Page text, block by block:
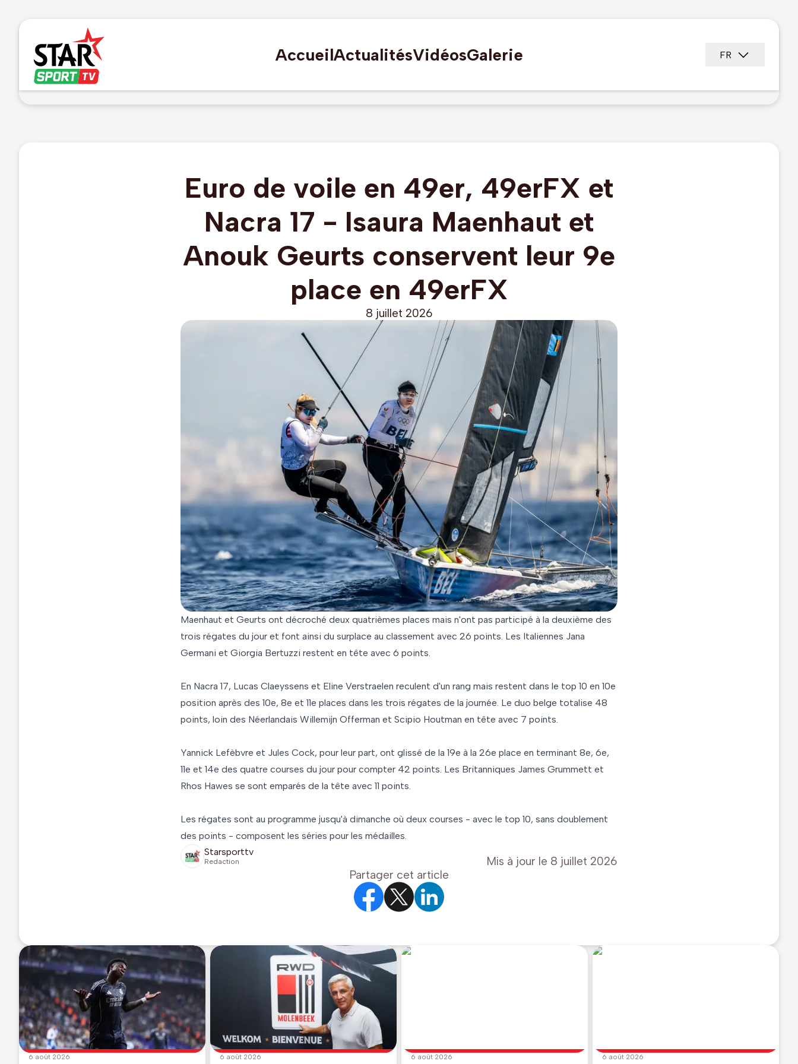
AccueilActualitésVidéosGalerie FR
Euro de voile en 49er, 49erFX et
Nacra 17 - Isaura Maenhaut et
Anouk Geurts conservent leur 9e
place en 49erFX
8 juillet 2026
Maenhaut et Geurts ont décroché deux quatrièmes places mais n'ont pas participé à la deuxième des
trois régates du jour et font ainsi du surplace au classement avec 26 points. Les Italiennes Jana
Germani et Giorgia Bertuzzi restent en tête avec 6 points.
En Nacra 17, Lucas Claeyssens et Eline Verstraelen reculent d'un rang mais restent dans le top 10 en 10e
position après des 10e, 8e et 11e places dans les trois régates de la journée. Le duo belge totalise 48
points, loin des Néerlandais Willemijn Offerman et Scipio Houtman en tête avec 7 points.
Yannick Lefèbvre et Jules Cock, pour leur part, ont glissé de la 19e à la 26e place en terminant 8e, 6e,
11e et 14e des quatre courses du jour pour compter 42 points. Les Britanniques James Grummett et
Rhos Hawes se sont emparés de la tête avec 11 points.
Les régates sont au programme jusqu'à dimanche où deux courses - avec le top 10, sans doublement
des points - composent les séries pour les médailles.
Starsporttv
Redaction Mis à jour le 8 juillet 2026
Partager cet article
6 août 2026 6 août 2026 6 août 2026 6 août 2026